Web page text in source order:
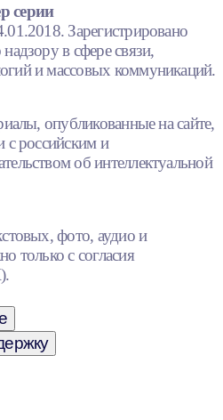
серии
Зарегистрировано
в сфере связи,
и массовых коммуникаций.
опубликованные на сайте,
с российским и
об интеллектуальной
фото, аудио и
только с согласия